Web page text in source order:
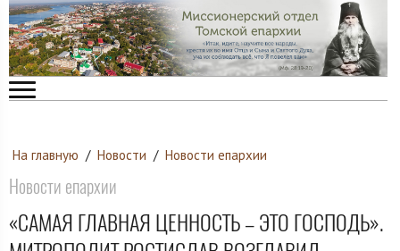
На главную / Новости / Новости епархии
Новости епархии
«САМАЯ ГЛАВНАЯ ЦЕННОСТЬ – ЭТО ГОСПОДЬ».